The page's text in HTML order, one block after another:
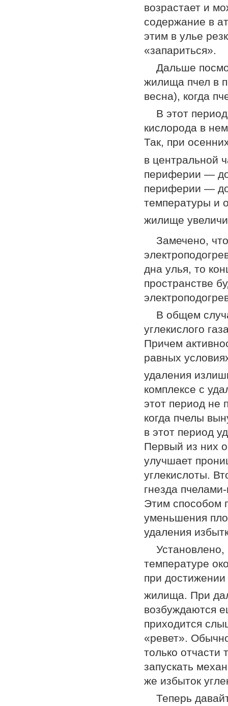
возрастает и
содержание в
этим в улье
«запариться».
Дальше
жилища пчел в
весна), когда
В этот
кислорода в
Так, при
в центральной
периферии —
периферии —
температуры и
жилище
Замечено,
дна улья, то
пространстве
В общем
углекислого
Причем
равных
удаления
комплексе с
этот период не
когда пчелы
в этот период
Первый из них
улучшает
углекислоты.
гнезда
Этим способом
уменьшения
удаления
температуре
при
жилища. При
возбуждаются
приходится
«ревет».
только отчасти
запускать
же избыток
Теперь